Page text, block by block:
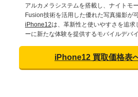
アルカメラシステムを搭載し、ナイトモ
Fusion技術を活用した優れた写真撮影が
iPhone12は、革新性と使いやすさを追求
ーに新たな体験を提供するモバイルデバイ
iPhone12 買取価格表